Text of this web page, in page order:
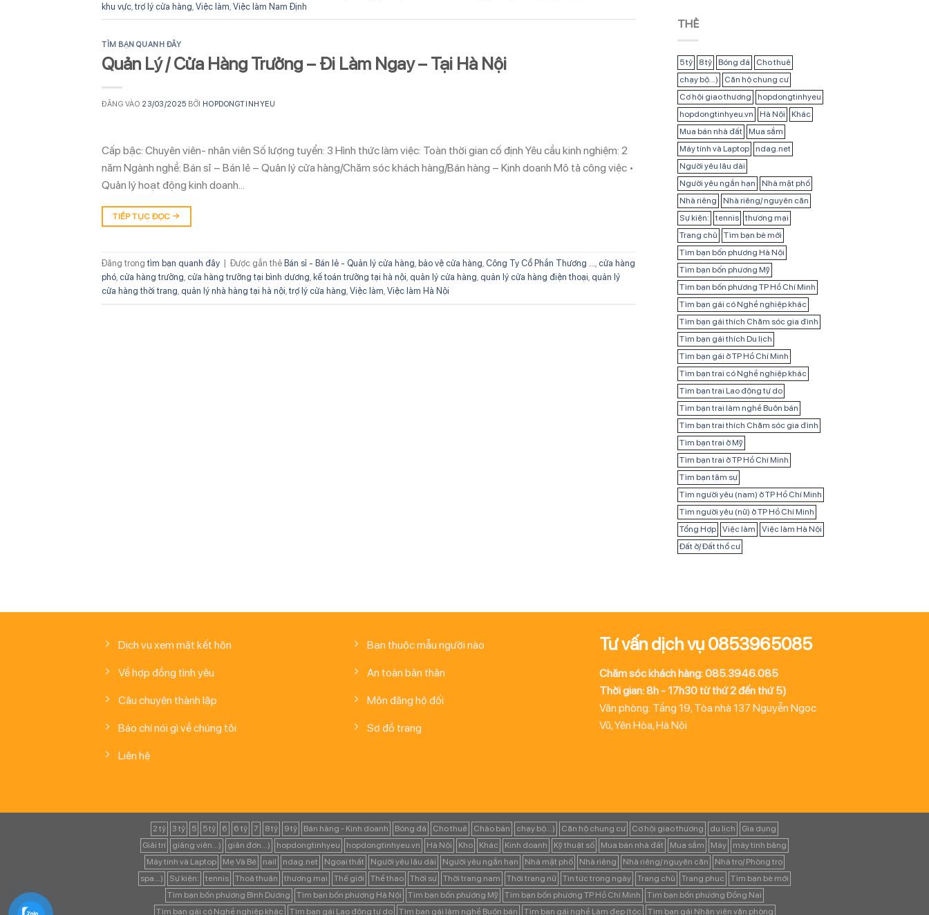
khu vực trợ lý cửa hàng Việc làm Việc làm Nam Định
TÌM BẠN QUANH ĐÂY
Quản Lý / Cửa Hàng Trưởng – Đi Làm Ngay – Tại Hà Nội
ĐĂNG VÀO 23/03/2025 BỞI HOPDONGTINHYEU
Cấp bậc: Chuyên viên- nhân viên Số lượng tuyển: 3 Hình thức làm việc: Toàn thời gian cố định Yêu cầu kinh nghiệm: 2
năm Ngành nghề: Bán sỉ – Bán lẻ – Quản lý cửa hàng/Chăm sóc khách hàng/Bán hàng – Kinh doanh Mô tả công việc •
Quản lý hoạt động kinh doanh…
TIẾP TỤC ĐỌC →
Đăng trong tìm bạn quanh đây Được gắn thẻ Bán sỉ - Bán lẻ - Quản lý cửa hàng, bảo vệ cửa hàng, Công Ty Cổ Phần Thương ..., cửa hàng
phó, cửa hàng trưởng, cửa hàng trưởng tại bình dương, kế toán trưởng tại hà nội, quản lý cửa hàng, quản lý cửa hàng điện thoại, quản lý
cửa hàng thời trang, quản lý nhà hàng tại hà nội, trợ lý cửa hàng, Việc làm, Việc làm Hà Nội
THẺ
5 tỷ 8 tỷ Bóng đá
Cho thuê
chạy bộ...)
Căn hộ chung cư
Cơ hội giao thương
hopdongtinhyeu
hopdongtinhyeu.vn
Hà Nội
Khác
Mua bán nhà đất
Mua sắm
Máy tính và Laptop
ndag.net
Người yêu lâu dài
Người yêu ngắn hạn
Nhà mặt phố
Nhà riêng
Nhà riêng/ nguyên căn
Sự kiện:
tennis
thương mại
Trang chủ
Tìm bạn bè mới
Tìm bạn bốn phương Hà Nội
Tìm bạn bốn phương Mỹ
Tìm bạn bốn phương TP Hồ Chí Minh
Tìm bạn gái có Nghề nghiệp khác
Tìm bạn gái thích Chăm sóc gia đình
Tìm bạn gái thích Du lịch
Tìm bạn gái ở TP Hồ Chí Minh
Tìm bạn trai có Nghề nghiệp khác
Tìm bạn trai Lao động tự do
Tìm bạn trai làm nghề Buôn bán
Tìm bạn trai thích Chăm sóc gia đình
Tìm bạn trai ở Mỹ
Tìm bạn trai ở TP Hồ Chí Minh
Tìm bạn tâm sự
Tìm người yêu (nam) ở TP Hồ Chí Minh
Tìm người yêu (nữ) ở TP Hồ Chí Minh
Tổng Hợp
Việc làm
Việc làm Hà Nội
Đất ở/ Đất thổ cư
Dịch vụ xem mặt kết hôn
Về hợp đồng tình yêu
Câu chuyện thành lập
Báo chí nói gì về chúng tôi
Liên hệ
Bạn thuộc mẫu người nào
An toàn bản thân
Môn đăng hộ đối
Sơ đồ trang
Tư vấn dịch vụ 0853965085
Chăm sóc khách hàng: 085.3946.085
Thời gian: 8h - 17h30 từ thứ 2 đến thứ 5)
Văn phòng: Tầng 19, Tòa nhà 137 Nguyễn Ngọc
Vũ, Yên Hòa, Hà Nội
2 tỷ 3 tỷ 5 5 tỷ 6 6 tỷ 7 8 tỷ 9 tỷ Bán hàng - Kinh doanh Bóng đá Cho thuê Chào bán chạy bộ...) Căn hộ chung cư Cơ hội giao thương du lịch
Gia dụng
Giải trí
giảng viên...) giản đơn...) hopdongtinhyeu hopdongtinhyeu.vn Hà Nội Kho Khác Kinh doanh Kỹ thuật số Mua bán nhà đất Mua sắm Máy
máy tính bảng
Máy tính và Laptop
Mẹ Và Bé nail ndag.net Ngoại thất Người yêu lâu dài Người yêu ngắn hạn Nhà mặt phố Nhà riêng Nhà riêng/ nguyên căn
Nhà trọ/ Phòng trọ
spa...)
Sự kiện: tennis Thoả thuận thương mại Thế giới Thể thao Thời sự Thời trang nam Thời trang nữ Tin tức trong ngày Trang chủ Trang phục
Tìm bạn bè mới
Tìm bạn bốn phương Bình Dương
Tìm bạn bốn phương Hà Nội Tìm bạn bốn phương Mỹ Tìm bạn bốn phương TP Hồ Chí Minh
Tìm bạn bốn phương Đồng Nai
Tìm bạn gái có Nghề nghiệp khác
Tìm bạn gái Lao động tự do Tìm bạn gái làm nghề Buôn bán Tìm bạn gái nghề Làm đẹp (tóc Tìm bạn gái Nhân viên văn phòng